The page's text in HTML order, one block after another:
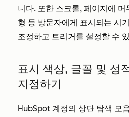
니다. 또한 스크롤, 페이지에
형 등 방문자에게 표시되는 시
조정하고 트리거를 설정할 수
표시 색상, 글꼴 및 성
지정하기
HubSpot 계정의 상단 탐색 모